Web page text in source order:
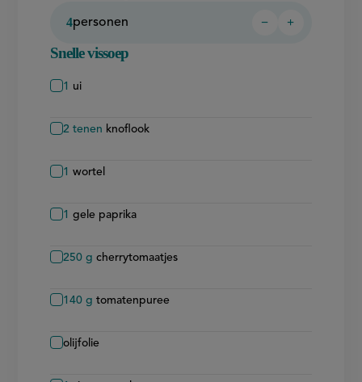
4personen
Persoon
−
Persoon
+
Snelle vissoep
1 ui
2 tenen knoflook
1 wortel
1 gele paprika
250 g cherrytomaatjes
140 g tomatenpuree
olijfolie